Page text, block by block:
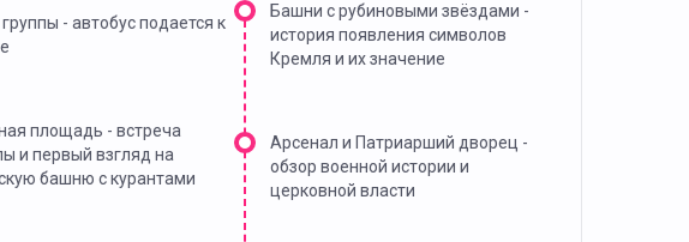
- автобус подается к
площадь - встреча
и первый взгляд на
башню с курантами
Башни с рубиновыми звёздами -
история появления символов
Кремля и их значение
Арсенал и Патриарший дворец -
обзор военной истории и
церковной власти